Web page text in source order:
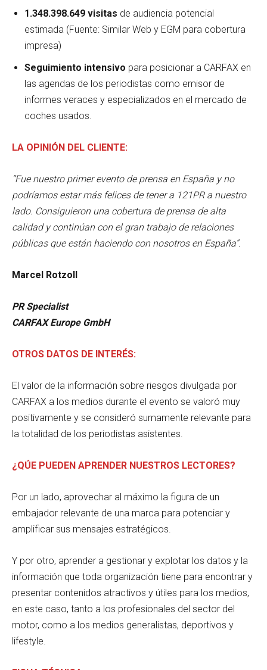
1.348.398.649 visitas de audiencia potencial
estimada (Fuente: Similar Web y EGM para cobertura
impresa)
Seguimiento intensivo para posicionar a CARFAX en
las agendas de los periodistas como emisor de
informes veraces y especializados en el mercado de
coches usados.
LA OPINIÓN DEL CLIENTE:
“Fue nuestro primer evento de prensa en España y no
podríamos estar más felices de tener a 121PR a nuestro
lado. Consiguieron una cobertura de prensa de alta
calidad y continúan con el gran trabajo de relaciones
públicas que están haciendo con nosotros en España”.
Marcel Rotzoll
PR Specialist
CARFAX Europe GmbH
OTROS DATOS DE INTERÉS:
El valor de la información sobre riesgos divulgada por
CARFAX a los medios durante el evento se valoró muy
positivamente y se consideró sumamente relevante para
la totalidad de los periodistas asistentes.
¿QÚE PUEDEN APRENDER NUESTROS LECTORES?
Por un lado, aprovechar al máximo la figura de un
embajador relevante de una marca para potenciar y
amplificar sus mensajes estratégicos.
Y por otro, aprender a gestionar y explotar los datos y la
información que toda organización tiene para encontrar y
presentar contenidos atractivos y útiles para los medios,
en este caso, tanto a los profesionales del sector del
motor, como a los medios generalistas, deportivos y
lifestyle.